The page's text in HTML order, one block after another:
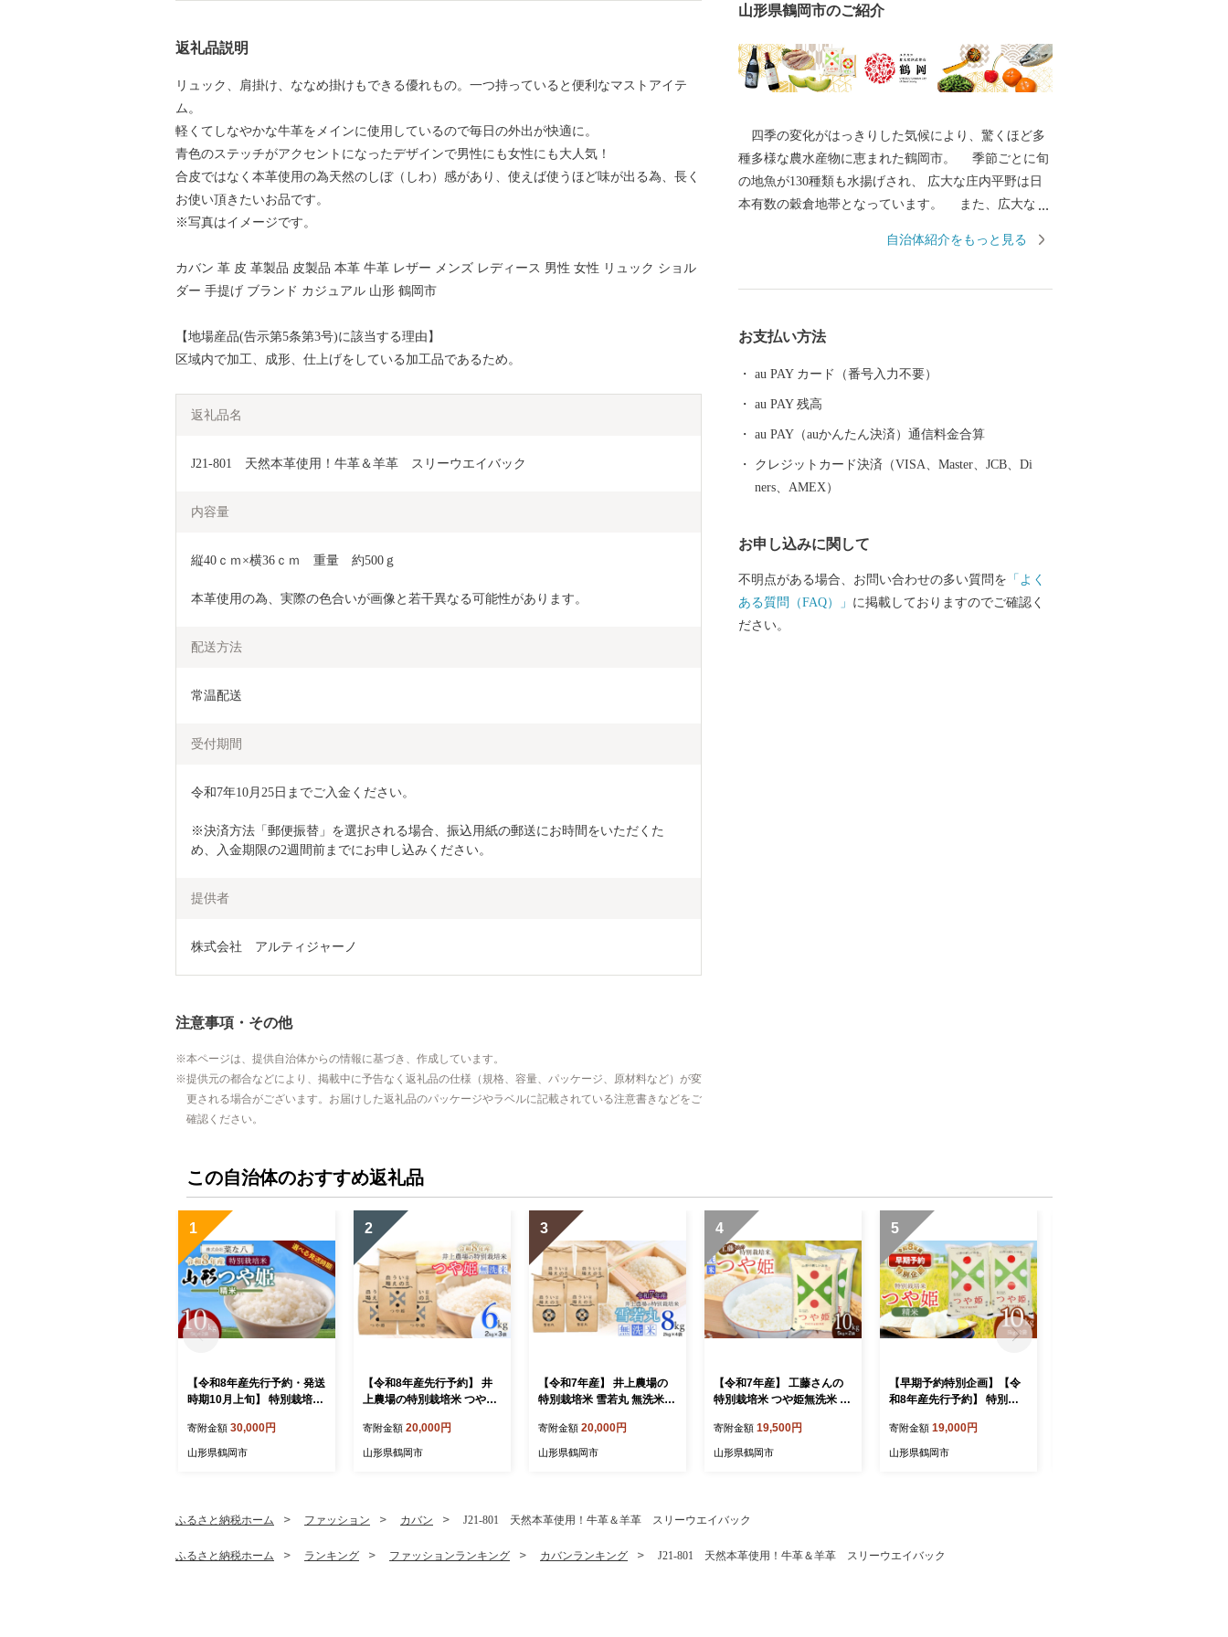
返礼品説明
リュック、肩掛け、ななめ掛けもできる優れもの。一つ持っていると便利なマストアイテ
ム。
軽くてしなやかな牛革をメインに使用しているので毎日の外出が快適に。
青色のステッチがアクセントになったデザインで男性にも女性にも大人気！
合皮ではなく本革使用の為天然のしぼ（しわ）感があり、使えば使うほど味が出る為、長く
お使い頂きたいお品です。
※写真はイメージです。
カバン 革 皮 革製品 皮製品 本革 牛革 レザー メンズ レディース 男性 女性 リュック ショル
ダー 手提げ ブランド カジュアル 山形 鶴岡市
【地場産品(告示第5条第3号)に該当する理由】
区域内で加工、成形、仕上げをしている加工品であるため。
返礼品名
J21-801　天然本革使用！牛革＆羊革　スリーウエイバック
内容量
縦40ｃｍ×横36ｃｍ　重量　約500ｇ
本革使用の為、実際の色合いが画像と若干異なる可能性があります。
配送方法
常温配送
受付期間
令和7年10月25日までご入金ください。
※決済方法「郵便振替」を選択される場合、振込用紙の郵送にお時間をいただくた
め、入金期限の2週間前までにお申し込みください。
提供者
株式会社　アルティジャーノ
注意事項・その他
本ページは、提供自治体からの情報に基づき、作成しています。
提供元の都合などにより、掲載中に予告なく返礼品の仕様（規格、容量、パッケージ、原材料など）が変
更される場合がございます。お届けした返礼品のパッケージやラベルに記載されている注意書きなどをご
確認ください。
山形県鶴岡市のご紹介
四季の変化がはっきりした気候により、驚くほど多
種多様な農水産物に恵まれた鶴岡市。 季節ごとに旬
の地魚が130種類も水揚げされ、 広大な庄内平野は日
本有数の穀倉地帯となっています。 また、広大な土
た。 地域の伝統行事や特色あるまつりは、今もなお
各種お問合せ先について ----------------------------------
7時15分） 電話0235-25-2118（直通） FAX0235-24-90
71 E-mail：furusato@city.tsuruoka.yamagata.jp ●お礼の品
の内容や発送等に関する問い合わせ 株式会社チャンピ
自治体紹介をもっと見る
お支払い方法
au PAY カード（番号入力不要）
au PAY 残高
au PAY（auかんたん決済）通信料金合算
クレジットカード決済（VISA、Master、JCB、Di
ners、AMEX）
お申し込みに関して
不明点がある場合、お問い合わせの多い質問を 「よく
ある質問（FAQ）」 に掲載しておりますのでご確認く
ださい。
この自治体のおすすめ返礼品
1
【令和8年産先行予約・発送
時期10月上旬】 特別栽培米
2) 山形県鶴岡市産 株式
会社菜な八（鶴岡ファーマ
寄附金額 30,000円
山形県鶴岡市
2
【令和8年産先行予約】 井
上農場の特別栽培米 つや姫
-856 山形県鶴岡市
寄附金額 20,000円
山形県鶴岡市
3
【令和7年産】 井上農場の
特別栽培米 雪若丸 無洗米 8
寄附金額 20,000円
山形県鶴岡市
4
【令和7年産】 工藤さんの
特別栽培米 つや姫無洗米 10
産 株式会社サンエイファー
ム | 米 つや姫 10kg 特別栽
美味しい お弁当 おすすめ
岡市 送料無料
寄附金額 19,500円
山形県鶴岡市
5
【早期予約特別企画】【令
和8年産先行予約】 特別栽
×2袋) 山形県鶴岡産 鶴岡
協同ファーム
寄附金額 19,000円
山形県鶴岡市
ふるさと納税ホーム ファッション カバン J21-801 天然本革使用！牛革＆羊革 スリーウエイバック
ふるさと納税ホーム ランキング ファッションランキング カバンランキング J21-801 天然本革使用！牛革＆羊革 スリーウエイバック